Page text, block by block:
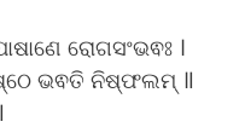
ରୋଗସଂଭଵଃ ।
ଭଵତି ନିଷ୍ଫଲମ୍ ॥